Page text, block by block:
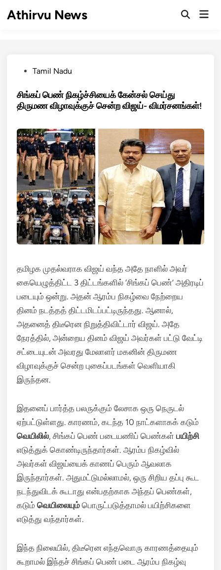
Athirvu News
OpenMain
PostedTamil Nadu
சிங்கப் பெண் நிகழ்ச்சியைக் கேன்சல் செய்து
திருமண விழாவுக்குச் சென்ற விஜய்- விமர்சனங்கள்!
தமிழக முதல்வராக விஜய் வந்த அதே நாளில் அவர்
கையெழுத்திட்ட 3 திட்டங்களில் ‘சிங்கப் பெண்’ அதிரடிப்
படையும் ஒன்று. அதன் ஆரம்ப நிகழ்வை நேற்றைய
தினம் நடத்தத் திட்டமிடப்பட்டிருந்தது. ஆனால்,
அதனைத் திடீரென நிறுத்திவிட்டார் விஜய். அதே
நேரத்தில், அன்றைய தினம் விஜய் அவர்கள் பட்டு வேட்டி
சட்டையுடன் அவரது மேலாளர் மகனின் திருமண
விழாவுக்குச் சென்ற புகைப்படங்கள் வெளியாகி
இருந்தன.
இதனைப் பார்த்த பலருக்கும் லேசாக ஒரு நெருடல்
ஏற்பட்டுள்ளது. காரணம், கடந்த 10 நாட்களாகக் கடும்
வெயிலில், சிங்கப் பெண் படையணிப் பெண்கள் பயிற்சி
எடுத்துக் கொண்டிருந்தார்கள். ஆரம்ப நிகழ்வில்
அவர்கள் விஜய்யைக் காணப் பெரும் ஆவலாக
இருந்தார்கள். அதுமட்டுமல்லாமல், ஒரு சிறிய தப்பு கூட
நடந்துவிடக் கூடாது என்பதற்காக அந்தப் பெண்கள்,
கடும் வெயிலையும் பொருட்படுத்தாமல் பயிற்சிகளை
எடுத்து வந்தார்கள்.
இந்த நிலையில், திடீரென எந்தவொரு காரணத்தையும்
கூறாமல் இந்தச் சிங்கப் பெண் படை ஆரம்ப நிகழ்வு